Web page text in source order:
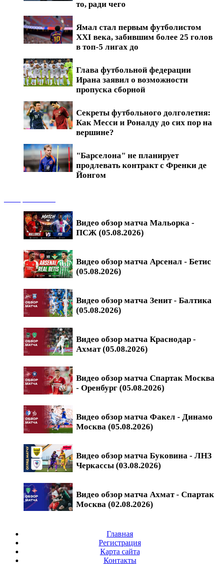
то, ради чего
Ямал стал первым футболистом
XXI века, забившим более 25 голов
в топ-5 лигах до
Глава футбольной федерации
Ирана заявил о возможности
пропуска сборной
Секреты футбольного долголетия:
Как Месси и Роналду до сих пор на
вершине?
"Барселона" не планирует
продлевать контракт с Френки де
Йонгом
Видео обзор матча Мальорка -
ПСЖ (05.08.2026)
Видео обзор матча Арсенал - Бетис
(05.08.2026)
Видео обзор матча Зенит - Балтика
(05.08.2026)
Видео обзор матча Краснодар -
Ахмат (05.08.2026)
Видео обзор матча Спартак Москва
- Оренбург (05.08.2026)
Видео обзор матча Факел - Динамо
Москва (05.08.2026)
Видео обзор матча Буковина - ЛНЗ
Черкассы (03.08.2026)
Видео обзор матча Ахмат - Спартак
Москва (02.08.2026)
Главная
Регистрация
Карта сайта
Контакты